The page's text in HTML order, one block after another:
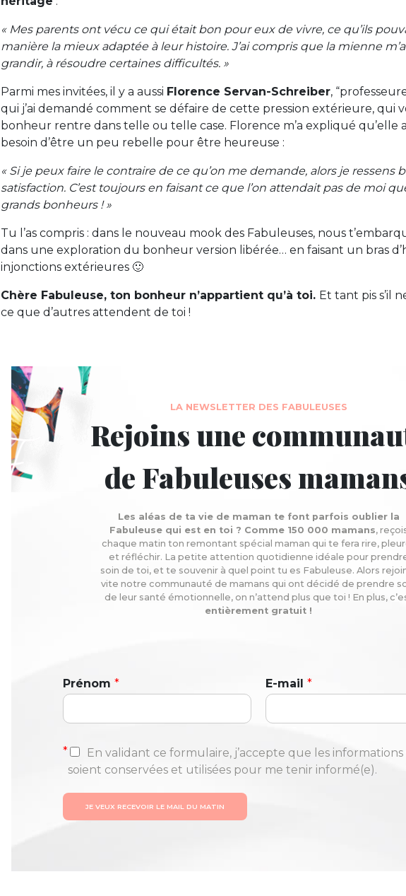
« Mes parents ont vécu ce qui était bon pour eux de vivre, ce qu’ils
manière la mieux adaptée à leur histoire. J’ai compris que la mienne
grandir, à résoudre certaines difficultés. »
Parmi mes invitées, il y a aussi Florence Servan-Schreiber,
qui j’ai demandé comment se défaire de cette pression extérieure, qui
bonheur rentre dans telle ou telle case. Florence m’a expliqué qu’elle
besoin d’être un peu rebelle pour être heureuse :
« Si je peux faire le contraire de ce qu’on me demande, alors je ressens
satisfaction. C’est toujours en faisant ce que l’on attendait pas de moi
grands bonheurs ! »
Tu l’as compris : dans le nouveau mook des Fabuleuses, nous
dans une exploration du bonheur version libérée… en faisant un bras
injonctions extérieures 🙂
Chère Fabuleuse, ton bonheur n’appartient qu’à toi. Et tant pis s’il
ce que d’autres attendent de toi !
LA NEWSLETTER DES FABULEUSES
Rejoins une
de Fabuleuses
Les aléas de ta vie de maman te font parfois oublier la
Fabuleuse qui est en toi ? Comme 150 000 mamans,
chaque matin ton remontant spécial maman qui te fera rire,
et réfléchir. La petite attention quotidienne idéale pour
soin de toi, et te souvenir à quel point tu es Fabuleuse. Alors
vite notre communauté de mamans qui ont décidé de prendre
de leur santé émotionnelle, on n’attend plus que toi ! En plus,
entièrement gratuit !
Prénom* E-mail *
*
En validant ce formulaire, j’accepte que les informations
soient conservées et utilisées pour me tenir informé(e).
JE VEUX RECEVOIR LE MAIL DU MATIN